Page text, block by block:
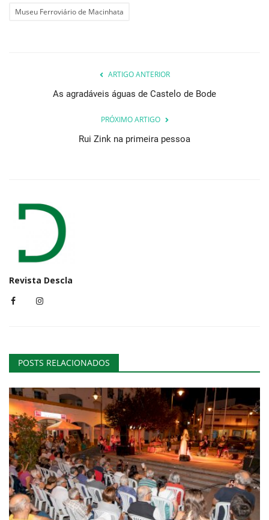
Museu Ferroviário de Macinhata
ARTIGO ANTERIOR
As agradáveis águas de Castelo de Bode
PRÓXIMO ARTIGO
Rui Zink na primeira pessoa
Revista Descla
POSTS RELACIONADOS